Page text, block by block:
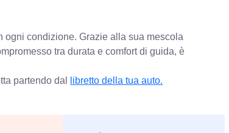
ogni condizione. Grazie alla sua mescola
tra durata e comfort di guida, è
partendo dal libretto della tua auto.